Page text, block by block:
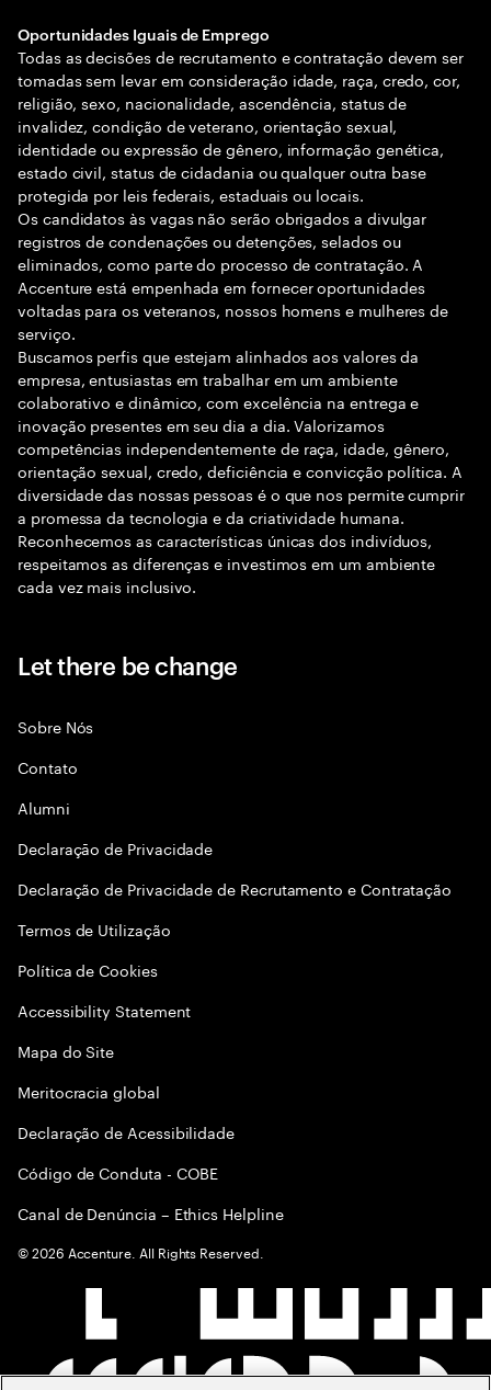
Oportunidades Iguais de Emprego
Todas as decisões de recrutamento e contratação devem ser
tomadas sem levar em consideração idade, raça, credo, cor,
religião, sexo, nacionalidade, ascendência, status de
invalidez, condição de veterano, orientação sexual,
identidade ou expressão de gênero, informação genética,
estado civil, status de cidadania ou qualquer outra base
protegida por leis federais, estaduais ou locais.
Os candidatos às vagas não serão obrigados a divulgar
registros de condenações ou detenções, selados ou
eliminados, como parte do processo de contratação. A
Accenture está empenhada em fornecer oportunidades
voltadas para os veteranos, nossos homens e mulheres de
serviço.
Buscamos perfis que estejam alinhados aos valores da
empresa, entusiastas em trabalhar em um ambiente
colaborativo e dinâmico, com excelência na entrega e
inovação presentes em seu dia a dia. Valorizamos
competências independentemente de raça, idade, gênero,
orientação sexual, credo, deficiência e convicção política. A
diversidade das nossas pessoas é o que nos permite cumprir
a promessa da tecnologia e da criatividade humana.
Reconhecemos as características únicas dos indivíduos,
respeitamos as diferenças e investimos em um ambiente
cada vez mais inclusivo.
Let there be change
Sobre Nós
Contato
Alumni
Declaraçāo de Privacidade
Declaração de Privacidade de Recrutamento e Contratação
Termos de Utilização
Política de Cookies
Accessibility Statement
Mapa do Site
Meritocracia global
Declaração de Acessibilidade
Código de Conduta - COBE
Canal de Denúncia – Ethics Helpline
©2026 Accenture. All Rights Reserved.